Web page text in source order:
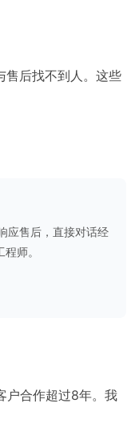
售后找不到人。这些
应售后，直接对话经
师。
户合作超过8年。我